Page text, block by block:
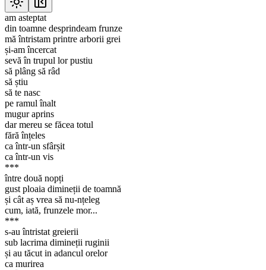
am asteptat
din toamne desprindeam frunze
mă întristam printre arborii grei
și-am încercat
sevă în trupul lor pustiu
să plâng să râd
să știu
să te nasc
pe ramul înalt
mugur aprins
dar mereu se făcea totul
fără înțeles
ca într-un sfârșit
ca într-un vis
***
între două nopți
gust ploaia dimineții de toamnă
și cât aș vrea să nu-nțeleg
cum, iată, frunzele mor...
***
s-au întristat greierii
sub lacrima dimineții ruginii
și au tăcut in adancul orelor
ca murirea